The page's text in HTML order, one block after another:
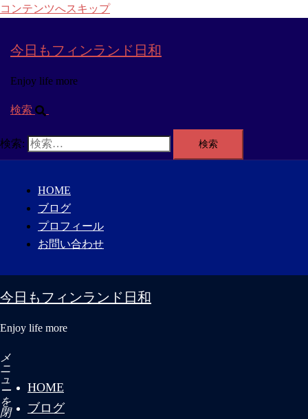
コンテンツへスキップ
今日もフィンランド日和
Enjoy life more
検索
検索:
HOME
ブログ
プロフィール
お問い合わせ
今日もフィンランド日和
Enjoy life more
メ
ニ
ュ
ー
を
閉
HOME
ブログ